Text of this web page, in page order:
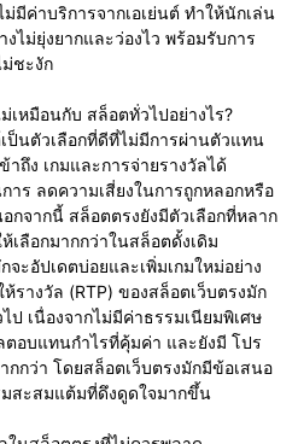
มีค่าบริการจากเอเย่นต์ ทำให้นักเล่น
งไม่ยุ่งยากและว่องไว พร้อมรับการ
ชะงัก
เหมือนกับ สล็อตทั่วไปอย่างไร?
ป็นตัวเลือกที่ดีที่ไม่มีการผ่านตัวแทน
าถึง เกมและการจ่ายรางวัลได้
าร ลดความเสี่ยงในการถูกหลอกหรือ
กจากนี้ สล็อตตรงยังมีตัวเลือกที่หลาก
เลือกมากกว่าในสล็อตดั้งเดิม
จะอัปเดตบ่อยและเพิ่มเกมใหม่อย่าง
รางวัล (RTP) ของสล็อตเว็บตรงมัก
ป เนื่องจากไม่มีค่าธรรมเนียมพิเศษ
อบแทนกำไรที่คุ้มค่า และยังมี โปร
กว่า โดยสล็อตเว็บตรงมักมีข้อเสนอ
มสะสมแต้มที่ดึงดูดใจมากขึ้น